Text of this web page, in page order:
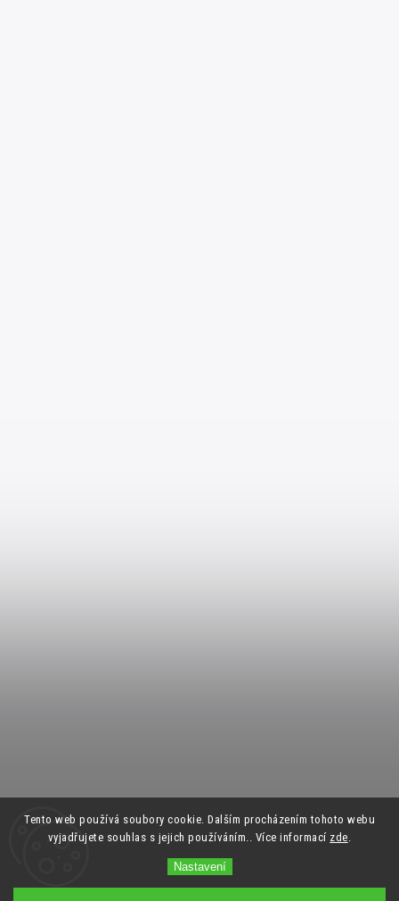
Tento web používá soubory cookie. Dalším procházením tohoto webu
vyjadřujete souhlas s jejich používáním.. Více informací zde.
Nastavení